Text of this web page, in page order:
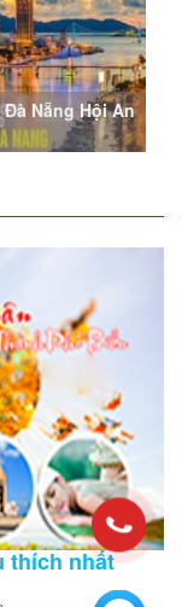
Nẵng Hội An
thích nhất